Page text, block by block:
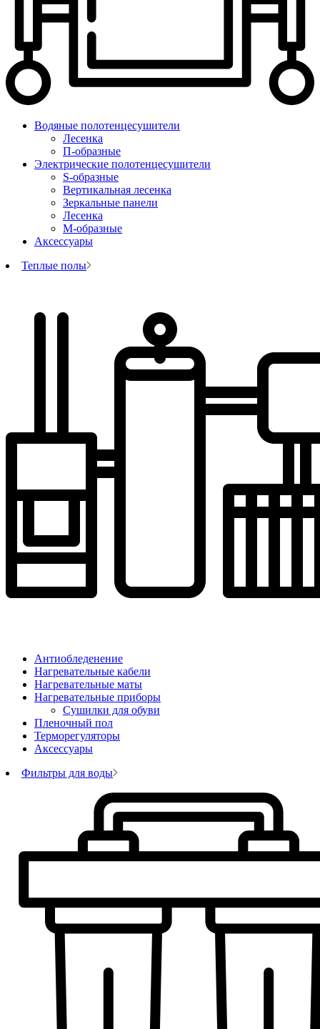
Водяные полотенцесушители
Лесенка
П-образные
Электрические полотенцесушители
S-образные
Вертикальная лесенка
Зеркальные панели
Лесенка
М-образные
Аксессуары
Теплые полы
Антиобледенение
Нагревательные кабели
Нагревательные маты
Нагревательные приборы
Сушилки для обуви
Пленочный пол
Терморегуляторы
Аксессуары
Фильтры для воды